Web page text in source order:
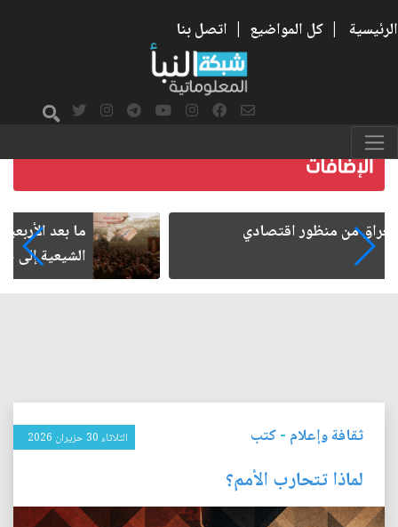
الرئيسية | كل المواضيع | اتصل بنا
ما بعد الأربعين.. كيف اتسعت الزيارة من هويتها
الشيعية إلى حضور عالمي؟
ثقافة وإعلام -كتب الثلاثاء 30 حزيران 2026
لماذا تتحارب الأمم؟